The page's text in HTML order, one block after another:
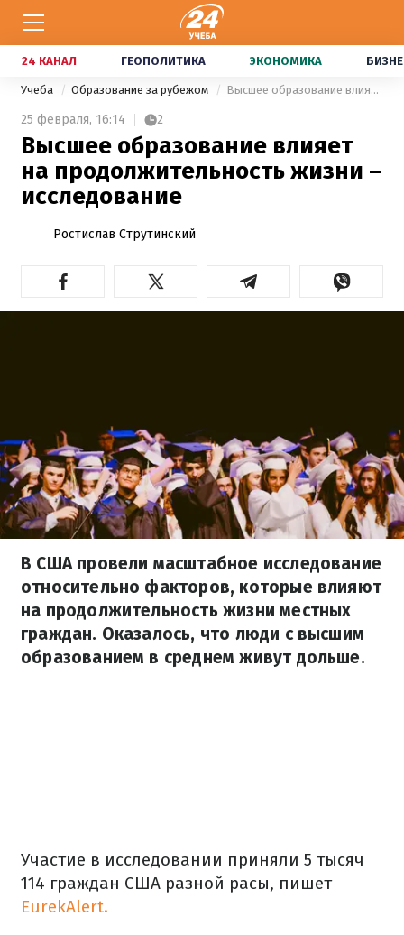
24 КАНАЛ ГЕОПОЛИТИКА ЭКОНОМИКА
Учеба Образование за рубежом Высшее образование влияет на продолжительность жизни – исследование
25 февраля, 16:14 2
Высшее образование влияет
на продолжительность жизни –
исследование
Ростислав Струтинский
В США провели масштабное исследование
относительно факторов, которые влияют
на продолжительность жизни местных
граждан. Оказалось, что люди с высшим
образованием в среднем живут дольше.
Участие в исследовании приняли 5 тысяч
114 граждан США разной расы, пишет
EurekAlert.